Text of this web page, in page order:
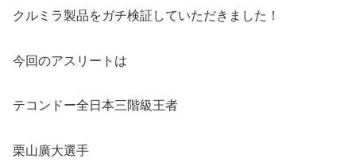
クルミラ製品をガチ検証していただきました！
今回のアスリートは
テコンドー全日本三階級王者
栗山廣大選手